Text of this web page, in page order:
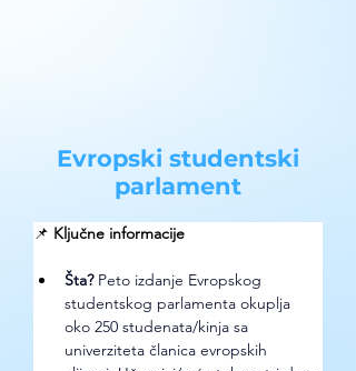
Evropski studentski
parlament
📌 Ključne informacije
Šta? Peto izdanje Evropskog
studentskog parlamenta okuplja
oko 250 studenata/kinja sa
univerziteta članica evropskih